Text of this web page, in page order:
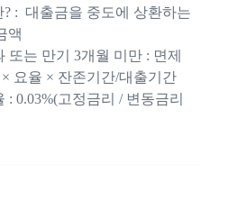
: 대출금을 중도에 상환하는
액
또는 만기 3개월 미만 : 면제
요율 × 잔존기간/대출기간
0.03%(고정금리 / 변동금리